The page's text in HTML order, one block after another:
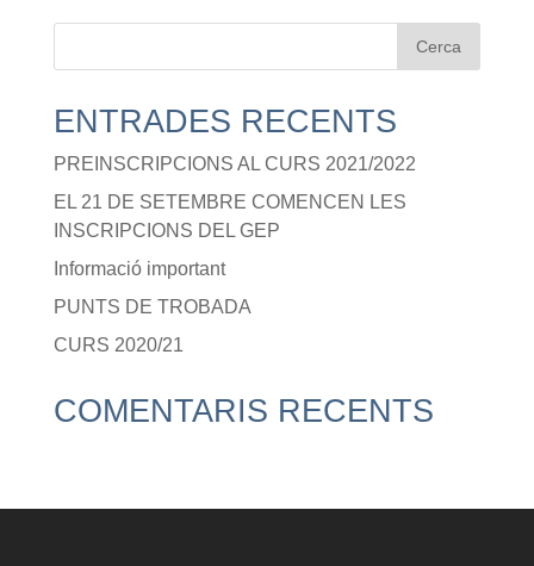
ENTRADES RECENTS
PREINSCRIPCIONS AL CURS 2021/2022
EL 21 DE SETEMBRE COMENCEN LES
INSCRIPCIONS DEL GEP
Informació important
PUNTS DE TROBADA
CURS 2020/21
COMENTARIS RECENTS